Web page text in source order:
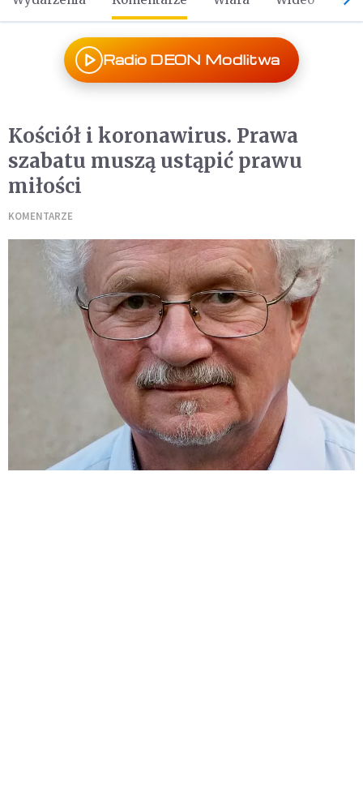
Radio DEON Modlitwa
Kościół i koronawirus. Prawa
szabatu muszą ustąpić prawu
miłości
KOMENTARZE